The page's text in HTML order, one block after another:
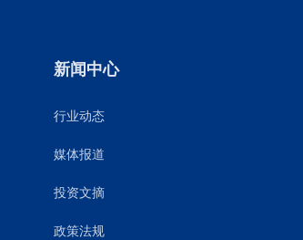
新闻中心
行业动态
媒体报道
投资文摘
政策法规